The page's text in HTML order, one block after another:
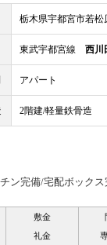
栃木県宇都宮市若松
東武宇都宮線 西川
アパート
2階建/軽量鉄骨造
ン完備/宅配ボック
敷金
礼金